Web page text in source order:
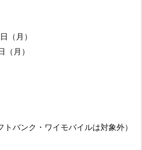
（月）
月）
バンク・ワイモバイルは対象外）